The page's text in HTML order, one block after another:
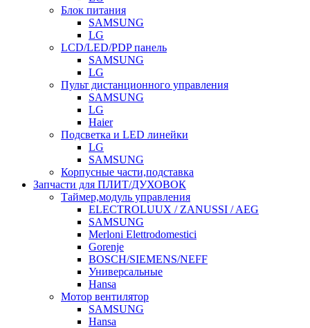
Блок питания
SAMSUNG
LG
LCD/LED/PDP панель
SAMSUNG
LG
Пульт дистанционного управления
SAMSUNG
LG
Haier
Подсветка и LED линейки
LG
SAMSUNG
Корпусные части,подставка
Запчасти для ПЛИТ/ДУХОВОК
Таймер,модуль управления
ELECTROLUUX / ZANUSSI / AEG
SAMSUNG
Merloni Elettrodomestici
Gorenje
BOSCH/SIEMENS/NEFF
Универсальные
Hansa
Мотор вентилятор
SAMSUNG
Hansa